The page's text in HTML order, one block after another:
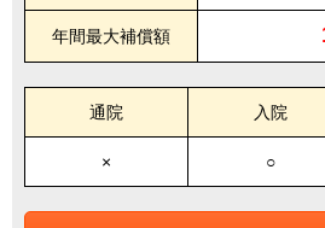
年間最大補償額
通院 入院
× ○